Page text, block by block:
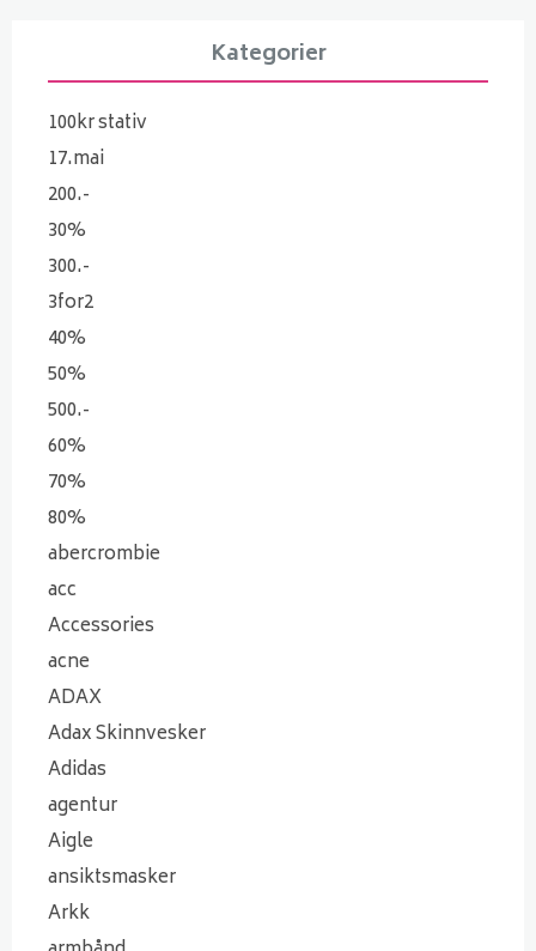
Kategorier
100kr stativ
17.mai
200.-
30%
300.-
3for2
40%
50%
500.-
60%
70%
80%
abercrombie
acc
Accessories
acne
ADAX
Adax Skinnvesker
Adidas
agentur
Aigle
ansiktsmasker
Arkk